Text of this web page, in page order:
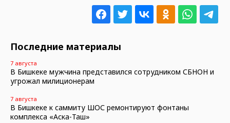
Последние материалы
7 августа
В Бишкеке мужчина представился сотрудником СБНОН и
угрожал милиционерам
7 августа
В Бишкеке к саммиту ШОС ремонтируют фонтаны
комплекса «Аска-Таш»